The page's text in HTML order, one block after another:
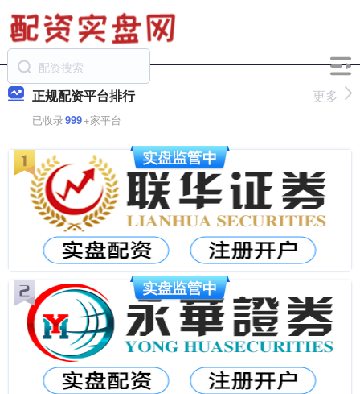
正规配资平台排行
已收录999+家平台
更多